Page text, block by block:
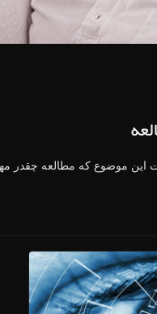
موضوع که مطالعه چقدر